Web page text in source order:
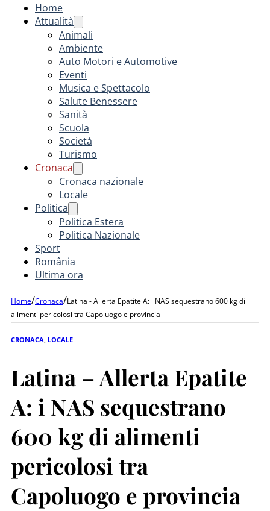
Home
Attualità
Animali
Ambiente
Auto Motori e Automotive
Eventi
Musica e Spettacolo
Salute Benessere
Sanità
Scuola
Società
Turismo
Cronaca
Cronaca nazionale
Locale
Politica
Politica Estera
Politica Nazionale
Sport
România
Ultima ora
Home/Cronaca/Latina - Allerta Epatite A: i NAS sequestrano 600 kg di
alimenti pericolosi tra Capoluogo e provincia
CRONACA LOCALE
Latina – Allerta Epatite
A: i NAS sequestrano
600 kg di alimenti
pericolosi tra
Capoluogo e provincia